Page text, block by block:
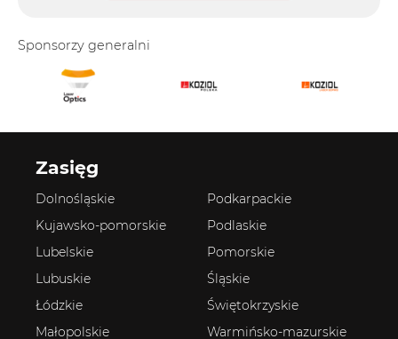
Sponsorzy generalni
Zasięg
Dolnośląskie
Kujawsko-pomorskie
Lubelskie
Lubuskie
Łódzkie
Małopolskie
Podkarpackie
Podlaskie
Pomorskie
Śląskie
Świętokrzyskie
Warmińsko-mazurskie